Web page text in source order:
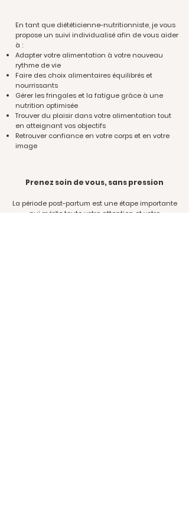
En tant que diététicienne-nutritionniste, je vous
propose un suivi individualisé afin de vous aider
à :
Adapter votre alimentation à votre nouveau
rythme de vie
Faire des choix alimentaires équilibrés et
nourrissants
Gérer les fringales et la fatigue grâce à une
nutrition optimisée
Trouver du plaisir dans votre alimentation tout
en atteignant vos objectifs
Retrouver confiance en votre corps et en votre
image
Prenez soin de vous, sans pression
La période post-partum est une étape importante
qui mérite toute votre attention et votre